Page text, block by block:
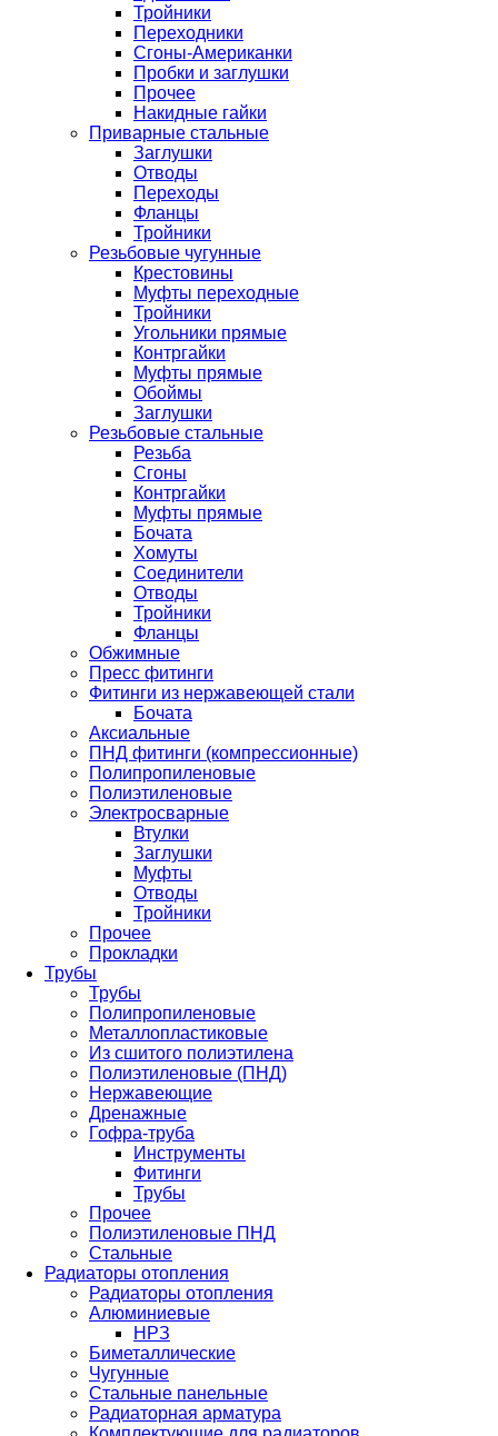
Тройники
Переходники
Сгоны-Американки
Пробки и заглушки
Прочее
Накидные гайки
Приварные стальные
Заглушки
Отводы
Переходы
Фланцы
Тройники
Резьбовые чугунные
Крестовины
Муфты переходные
Тройники
Угольники прямые
Контргайки
Муфты прямые
Обоймы
Заглушки
Резьбовые стальные
Резьба
Сгоны
Контргайки
Муфты прямые
Бочата
Хомуты
Соединители
Отводы
Тройники
Фланцы
Обжимные
Пресс фитинги
Фитинги из нержавеющей стали
Бочата
Аксиальные
ПНД фитинги (компрессионные)
Полипропиленовые
Полиэтиленовые
Электросварные
Втулки
Заглушки
Муфты
Отводы
Тройники
Прочее
Прокладки
Трубы
Трубы
Полипропиленовые
Металлопластиковые
Из сшитого полиэтилена
Полиэтиленовые (ПНД)
Нержавеющие
Дренажные
Гофра-труба
Инструменты
Фитинги
Трубы
Прочее
Полиэтиленовые ПНД
Стальные
Радиаторы отопления
Радиаторы отопления
Алюминиевые
НРЗ
Биметаллические
Чугунные
Стальные панельные
Радиаторная арматура